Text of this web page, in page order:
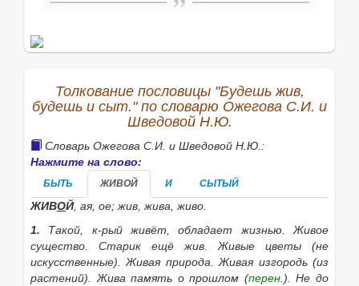
Толкование пословицы "Будешь жив,
будешь и сыт." по словарю Ожегова С.И. и
Шведовой Н.Ю.
Словарь Ожегова С.И. и Шведовой Н.Ю.:
Нажмите на слово:
БЫТЬ ЖИВОЙ И СЫТЫЙ
ЖИВОЙ, ая, ое; жив, жива, живо.
1. Такой, к-рый живёт, обладает жизнью.Живое
существо. Старик ещё жив. Живые цветы (не
искусственные).Живая природа. Живая изгородь(из
растений).Жива память о прошлом (перен.).Не до